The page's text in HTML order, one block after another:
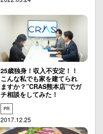
25歳独身！収入不安定！！
こんな私でも家を建てられ
ますか？”CRAS熊本店”でガ
チ相談をしてみた！
PR
2017.12.25